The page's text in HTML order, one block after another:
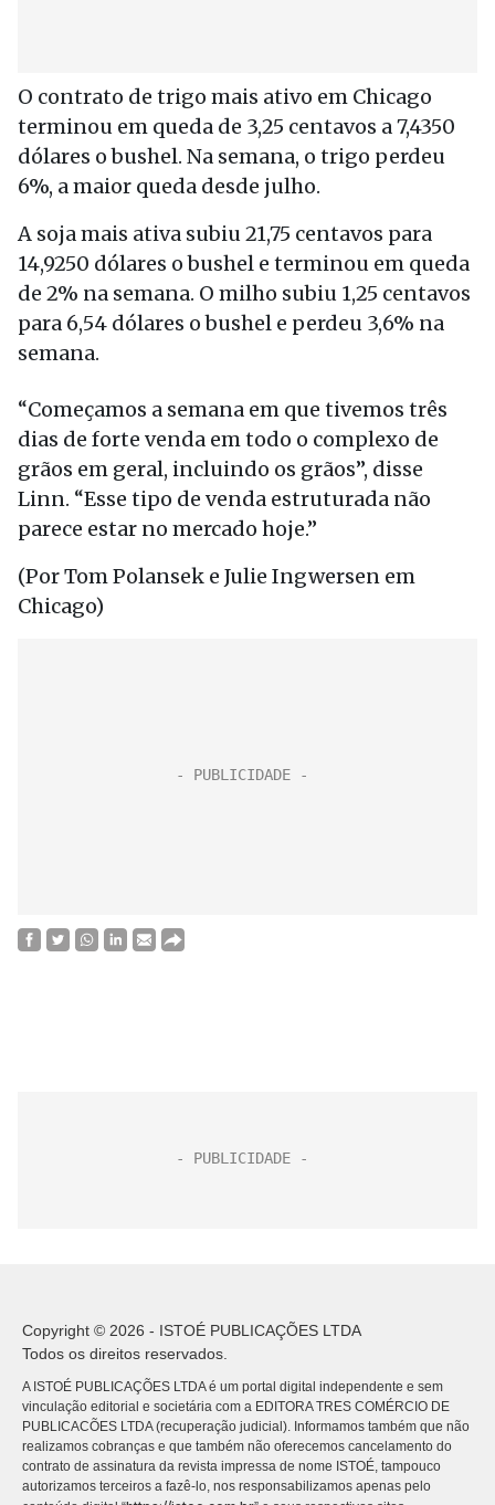
O contrato de trigo mais ativo em Chicago
terminou em queda de 3,25 centavos a 7,4350
dólares o bushel. Na semana, o trigo perdeu
6%, a maior queda desde julho.
A soja mais ativa subiu 21,75 centavos para
14,9250 dólares o bushel e terminou em queda
de 2% na semana. O milho subiu 1,25 centavos
para 6,54 dólares o bushel e perdeu 3,6% na
semana.
“Começamos a semana em que tivemos três
dias de forte venda em todo o complexo de
grãos em geral, incluindo os grãos”, disse
Linn. “Esse tipo de venda estruturada não
parece estar no mercado hoje.”
(Por Tom Polansek e Julie Ingwersen em
Chicago)
Copyright © 2026 - ISTOÉ PUBLICAÇÕES LTDA
Todos os direitos reservados.
A ISTOÉ PUBLICAÇÕES LTDA é um portal digital independente e sem
vinculação editorial e societária com a EDITORA TRES COMÉRCIO DE
PUBLICACÕES LTDA (recuperação judicial). Informamos também que não
realizamos cobranças e que também não oferecemos cancelamento do
contrato de assinatura da revista impressa de nome ISTOÉ, tampouco
autorizamos terceiros a fazê-lo, nos responsabilizamos apenas pelo